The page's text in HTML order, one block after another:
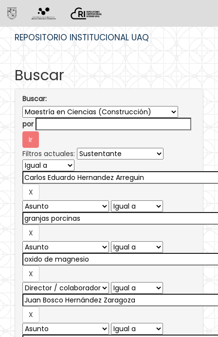
REPOSITORIO INSTITUCIONAL UAQ
Buscar
Buscar:
por
Filtros actuales: